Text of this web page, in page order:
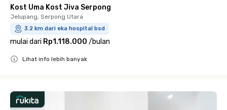
Kost Uma Kost Jiva Serpong
Jelupang, Serpong Utara
3.2 km dari eka hospital bsd
mulai dari Rp1.118.000 /bulan
Lihat info lebih banyak